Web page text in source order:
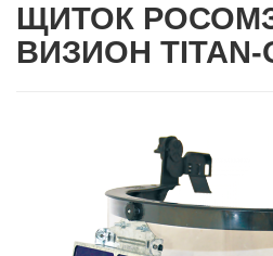
ЩИТОК
ВИЗИОН TITAN-